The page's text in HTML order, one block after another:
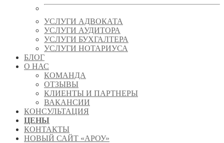
УСЛУГИ АДВОКАТА
УСЛУГИ АУДИТОРА
УСЛУГИ БУХГАЛТЕРА
УСЛУГИ НОТАРИУСА
БЛОГ
О НАС
КОМАНДА
ОТЗЫВЫ
КЛИЕНТЫ И ПАРТНЕРЫ
ВАКАНСИИ
КОНСУЛЬТАЦИЯ
ЦЕНЫ
КОНТАКТЫ
НОВЫЙ САЙТ «АРОУ»